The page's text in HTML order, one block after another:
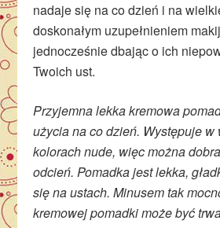
nadaje się na co dzień i na
doskonałym uzupełnieniem
jednocześnie dbając o ich
Twoich ust.
Przyjemna lekka kremowa
użycia na co dzień. Występuje
kolorach nude, więc można
odcień. Pomadka jest lekka,
się na ustach. Minusem tak
kremowej pomadki może być